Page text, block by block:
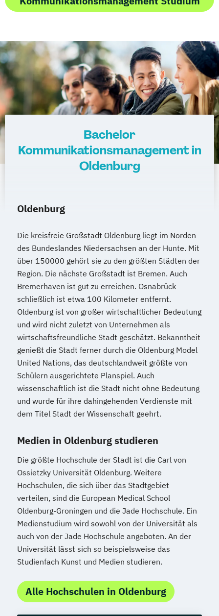
Bachelor
Kommunikationsmanagement in
Oldenburg
Oldenburg
Die kreisfreie Großstadt Oldenburg liegt im Norden
des Bundeslandes Niedersachsen an der Hunte. Mit
über 150000 gehört sie zu den größten Städten der
Region. Die nächste Großstadt ist Bremen. Auch
Bremerhaven ist gut zu erreichen. Osnabrück
schließlich ist etwa 100 Kilometer entfernt.
Oldenburg ist von großer wirtschaftlicher Bedeutung
und wird nicht zuletzt von Unternehmen als
wirtschaftsfreundliche Stadt geschätzt. Bekanntheit
genießt die Stadt ferner durch die Oldenburg Model
United Nations, das deutschlandweit größte von
Schülern ausgerichtete Planspiel. Auch
wissenschaftlich ist die Stadt nicht ohne Bedeutung
und wurde für ihre dahingehenden Verdienste mit
dem Titel Stadt der Wissenschaft geehrt.
Medien in Oldenburg studieren
Die größte Hochschule der Stadt ist die Carl von
Ossietzky Universität Oldenburg. Weitere
Hochschulen, die sich über das Stadtgebiet
verteilen, sind die European Medical School
Oldenburg-Groningen und die Jade Hochschule. Ein
Medienstudium wird sowohl von der Universität als
auch von der Jade Hochschule angeboten. An der
Universität lässt sich so beispielsweise das
Studienfach Kunst und Medien studieren.
Alle Hochschulen in Oldenburg